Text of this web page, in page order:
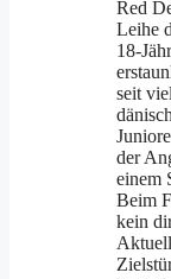
Red
Leihe
18-
seit
der
einem
Beim
kein